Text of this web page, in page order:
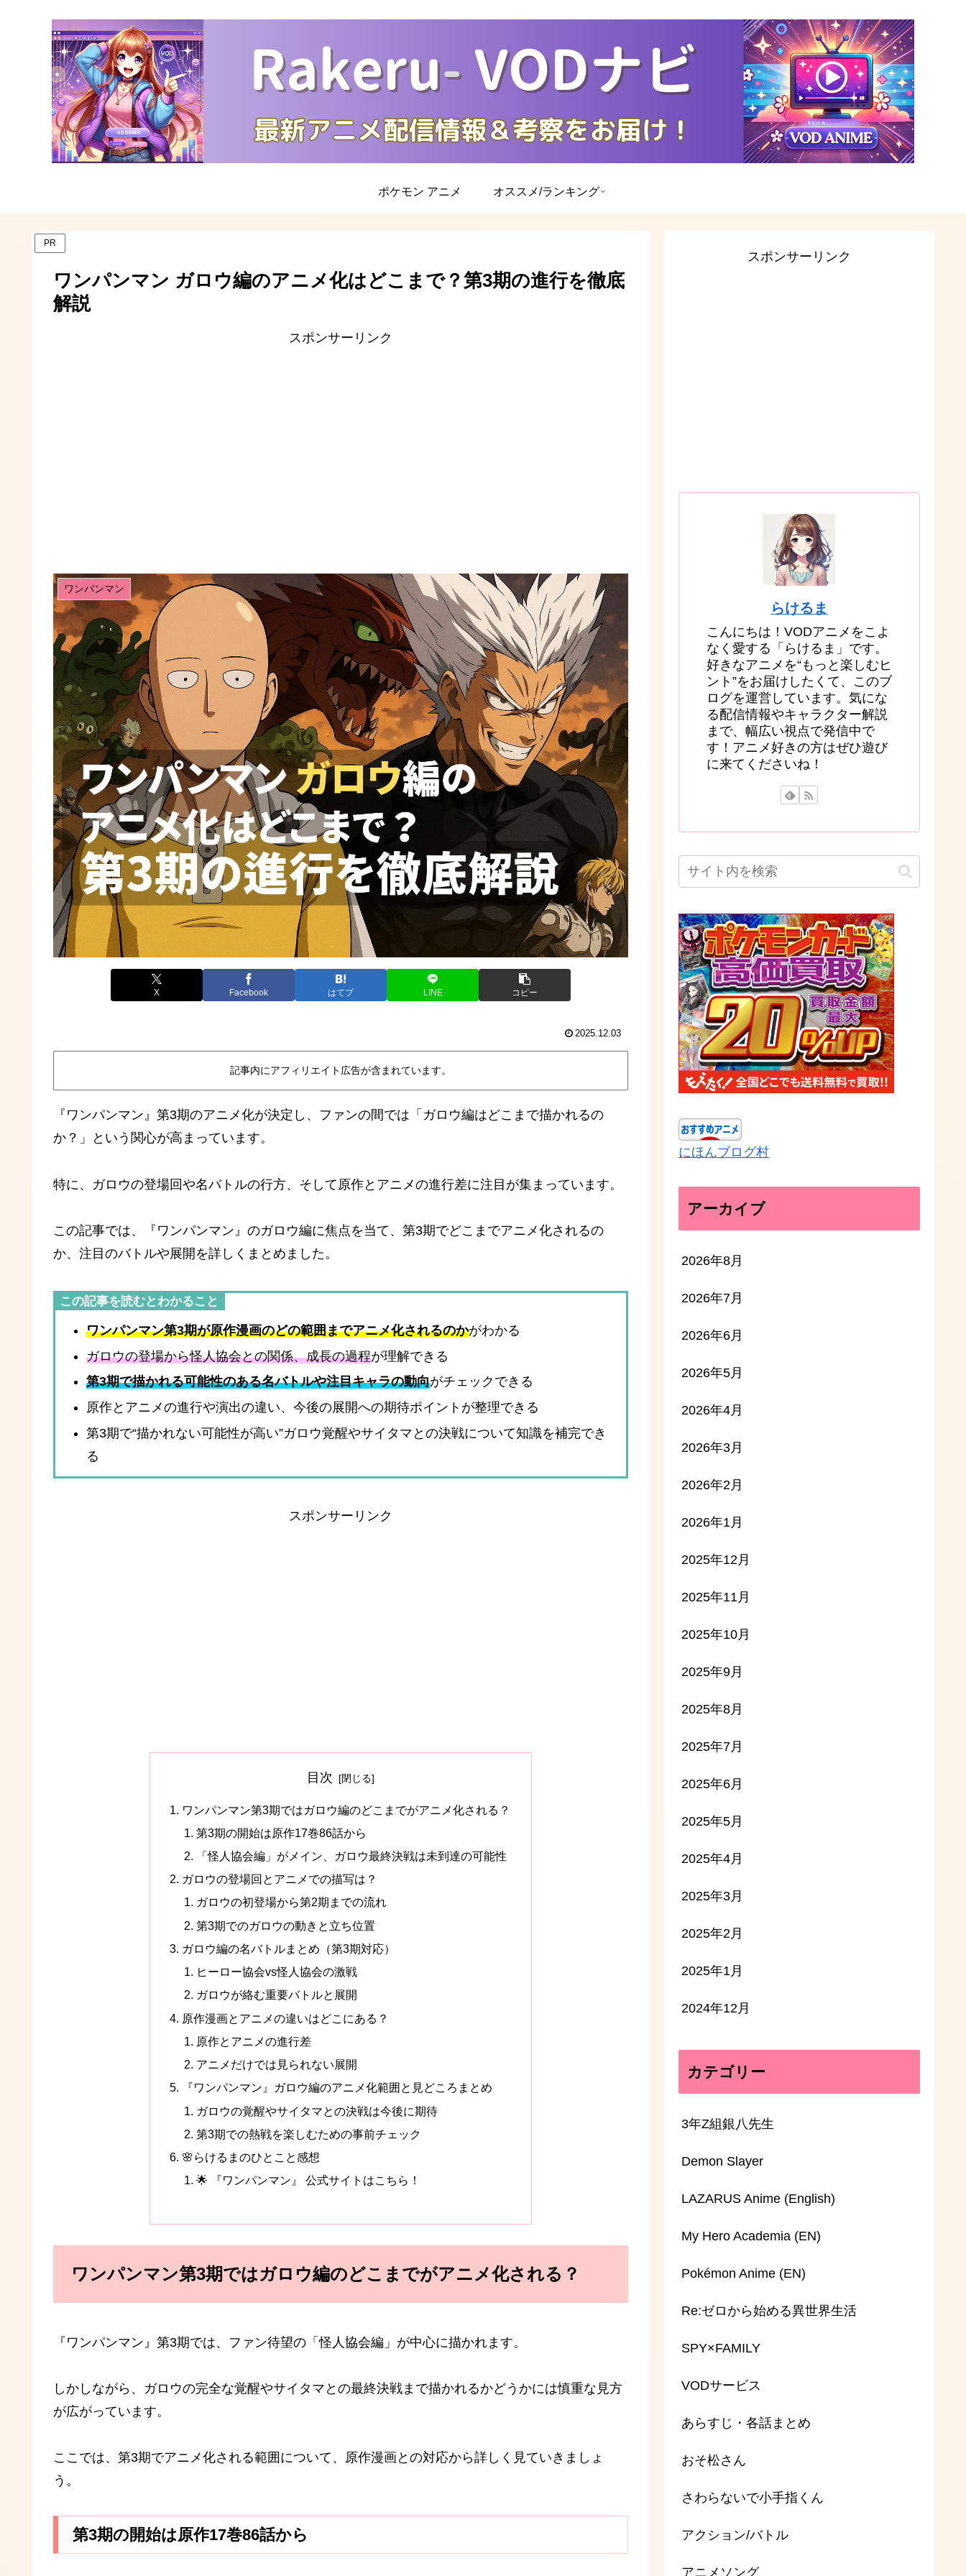
ポケモン アニメ オススメ/ランキング
PR
ワンパンマン ガロウ編のアニメ化はどこまで？第3期の進行を徹底
解説
スポンサーリンク
ワンパンマン
X Facebook はてブ LINE コピー
2025.12.03
記事内にアフィリエイト広告が含まれています。
『ワンパンマン』第3期のアニメ化が決定し、ファンの間では「ガロウ編はどこまで描かれるの
か？」という関心が高まっています。
特に、ガロウの登場回や名バトルの行方、そして原作とアニメの進行差に注目が集まっています。
この記事では、『ワンパンマン』のガロウ編に焦点を当て、第3期でどこまでアニメ化されるの
か、注目のバトルや展開を詳しくまとめました。
この記事を読むとわかること
ワンパンマン第3期が原作漫画のどの範囲までアニメ化されるのかがわかる
ガロウの登場から怪人協会との関係、成長の過程が理解できる
第3期で描かれる可能性のある名バトルや注目キャラの動向がチェックできる
原作とアニメの進行や演出の違い、今後の展開への期待ポイントが整理できる
第3期で“描かれない可能性が高い”ガロウ覚醒やサイタマとの決戦について知識を補完でき
る
スポンサーリンク
目次
ワンパンマン第3期ではガロウ編のどこまでがアニメ化される？
第3期の開始は原作17巻86話から
「怪人協会編」がメイン、ガロウ最終決戦は未到達の可能性
ガロウの登場回とアニメでの描写は？
ガロウの初登場から第2期までの流れ
第3期でのガロウの動きと立ち位置
ガロウ編の名バトルまとめ（第3期対応）
ヒーロー協会vs怪人協会の激戦
ガロウが絡む重要バトルと展開
原作漫画とアニメの違いはどこにある？
原作とアニメの進行差
アニメだけでは見られない展開
『ワンパンマン』ガロウ編のアニメ化範囲と見どころまとめ
ガロウの覚醒やサイタマとの決戦は今後に期待
第3期での熱戦を楽しむための事前チェック
🌸らけるまのひとこと感想
🌟 『ワンパンマン』 公式サイトはこちら！
ワンパンマン第3期ではガロウ編のどこまでがアニメ化される？
『ワンパンマン』第3期では、ファン待望の「怪人協会編」が中心に描かれます。
しかしながら、ガロウの完全な覚醒やサイタマとの最終決戦まで描かれるかどうかには慎重な見方
が広がっています。
ここでは、第3期でアニメ化される範囲について、原作漫画との対応から詳しく見ていきましょ
う。
第3期の開始は原作17巻86話から
スポンサーリンク
らけるま
こんにちは！VODアニメをこよ
なく愛する「らけるま」です。
好きなアニメを“もっと楽しむヒ
ント”をお届けしたくて、このブ
ログを運営しています。気にな
る配信情報やキャラクター解説
まで、幅広い視点で発信中で
す！アニメ好きの方はぜひ遊び
に来てくださいね！
にほんブログ村
アーカイブ
2026年8月
2026年7月
2026年6月
2026年5月
2026年4月
2026年3月
2026年2月
2026年1月
2025年12月
2025年11月
2025年10月
2025年9月
2025年8月
2025年7月
2025年6月
2025年5月
2025年4月
2025年3月
2025年2月
2025年1月
2024年12月
カテゴリー
3年Z組銀八先生
Demon Slayer
LAZARUS Anime (English)
My Hero Academia (EN)
Pokémon Anime (EN)
Re:ゼロから始める異世界生活
SPY×FAMILY
VODサービス
あらすじ・各話まとめ
おそ松さん
さわらないで小手指くん
アクション/バトル
アニメソング